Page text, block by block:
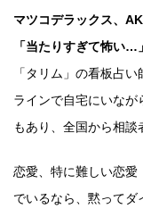
マツコデラックス、
「当たりすぎて怖い…
「タリム」の看板占
ラインで自宅にいなが
もあり、全国から相談
恋愛、特に難しい恋愛
でいるなら、黙って